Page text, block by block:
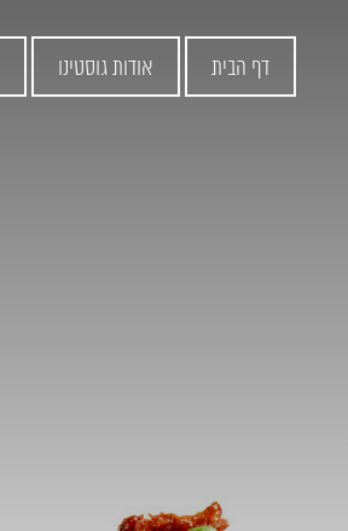
דף הבית אודות גוסטינו